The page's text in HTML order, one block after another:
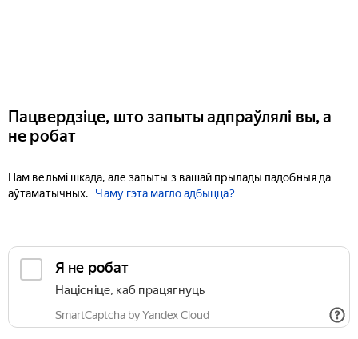
Пацвердзіце, што запыты адпраўлялі вы, а
не робат
Нам вельмі шкада, але запыты з вашай прылады падобныя да
аўтаматычных.
Чаму гэта магло адбыцца?
Я не робат
Націсніце, каб працягнуць
SmartCaptcha by Yandex Cloud